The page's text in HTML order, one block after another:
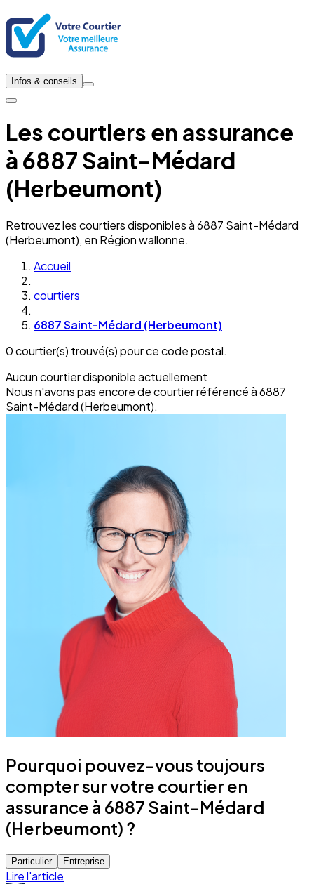
Infos & conseils
Les courtiers en assurance
à 6887 Saint-Médard
(Herbeumont)
Retrouvez les courtiers disponibles à 6887 Saint-Médard
(Herbeumont), en Région wallonne.
Accueil
courtiers
6887 Saint-Médard (Herbeumont)
0 courtier(s) trouvé(s) pour ce code postal.
Aucun courtier disponible actuellement
Nous n'avons pas encore de courtier référencé à 6887
Saint-Médard (Herbeumont).
Pourquoi pouvez-vous toujours
compter sur votre courtier en
assurance à 6887 Saint-Médard
(Herbeumont) ?
Particulier Entreprise
Lire l'article